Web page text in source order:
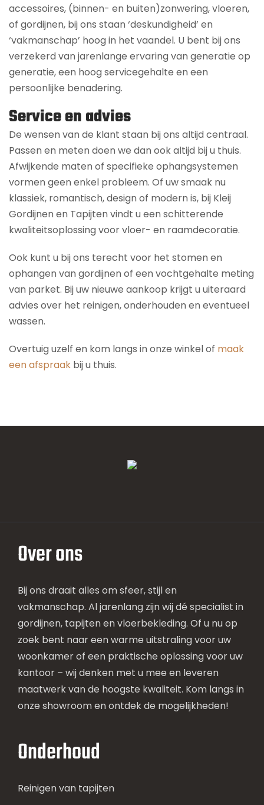
accessoires, (binnen- en buiten)zonwering, vloeren,
of gordijnen, bij ons staan ‘deskundigheid’ en
‘vakmanschap’ hoog in het vaandel. U bent bij ons
verzekerd van jarenlange ervaring van generatie op
generatie, een hoog servicegehalte en een
persoonlijke benadering.
Service en advies
De wensen van de klant staan bij ons altijd centraal.
Passen en meten doen we dan ook altijd bij u thuis.
Afwijkende maten of specifieke ophangsystemen
vormen geen enkel probleem. Of uw smaak nu
klassiek, romantisch, design of modern is, bij Kleij
Gordijnen en Tapijten vindt u een schitterende
kwaliteitsoplossing voor vloer- en raamdecoratie.
Ook kunt u bij ons terecht voor het stomen en
ophangen van gordijnen of een vochtgehalte meting
van parket. Bij uw nieuwe aankoop krijgt u uiteraard
advies over het reinigen, onderhouden en eventueel
wassen.
Overtuig uzelf en kom langs in onze winkel of maak
een afspraak bij u thuis.
Over ons
Bij ons draait alles om sfeer, stijl en
vakmanschap. Al jarenlang zijn wij dé specialist in
gordijnen, tapijten en vloerbekleding. Of u nu op
zoek bent naar een warme uitstraling voor uw
woonkamer of een praktische oplossing voor uw
kantoor – wij denken met u mee en leveren
maatwerk van de hoogste kwaliteit. Kom langs in
onze showroom en ontdek de mogelijkheden!
Onderhoud
Reinigen van tapijten